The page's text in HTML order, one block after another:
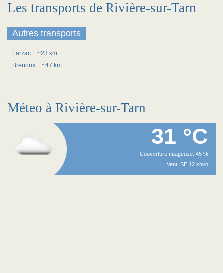
Les transports de Rivière-sur-Tarn
Autres transports
Larzac
~23 km
Brenoux
~47 km
Méteo à Rivière-sur-Tarn
31 °C
Couverture nuageuse: 45 %
Vent: SE 12 km/h